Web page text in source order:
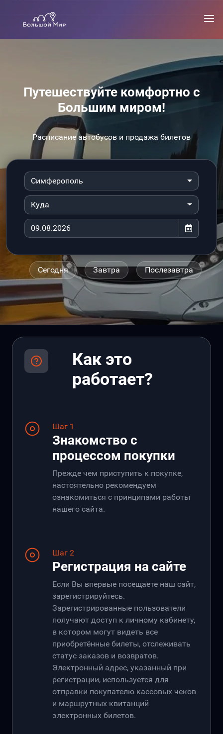
Путешествуйте комфортно с
Большим миром!
Расписание автобусов и продажа билетов
Симферополь
Куда
Сегодня Завтра Послезавтра
Как это
работает?
Шаг 1
Знакомство с
процессом покупки
Прежде чем приступить к покупке,
настоятельно рекомендуем
ознакомиться с принципами работы
нашего сайта.
Шаг 2
Регистрация на сайте
Если Вы впервые посещаете наш сайт,
зарегистрируйтесь.
Зарегистрированные пользователи
получают доступ к личному кабинету,
в котором могут видеть все
приобретённые билеты, отслеживать
статус заказов и возвратов.
Электронный адрес, указанный при
регистрации, используется для
отправки покупателю кассовых чеков
и маршрутных квитанций
электронных билетов.